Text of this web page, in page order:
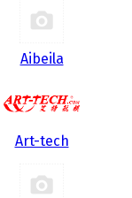
Aibeila
Art-tech